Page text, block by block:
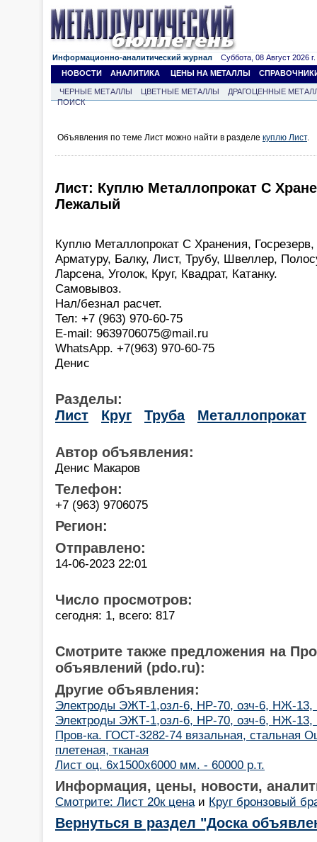
Информационно-аналитический журнал Суббота, 08 Август 2026 г.
НОВОСТИ
АНАЛИТИКА ЦЕНЫ НА МЕТАЛЛЫ
ЧЕРНЫЕ МЕТАЛЛЫ ЦВЕТНЫЕ МЕТАЛЛЫ
ДРАГОЦЕННЫЕ
ПОИСК
Объявления по теме Лист можно найти в разделе куплю Лист.
Лист: Куплю Металлопрокат С
Лежалый
Куплю Металлопрокат С Хранения,
Арматуру, Балку, Лист, Трубу, Швеллер,
Ларсена, Уголок, Круг, Квадрат, Катанку.
Самовывоз.
Нал/безнал расчет.
Тел: +7 (963) 970-60-75
E-mail: 9639706075@mail.ru
WhatsApp. +7(963) 970-60-75
Денис
Разделы:
Лист
Круг Труба Металлопрокат
Автор объявления:
Денис Макаров
Телефон:
+7 (963) 9706075
Регион:
Отправлено:
14-06-2023 22:01
Число просмотров:
сегодня: 1, всего: 817
Смотрите также предложения на
объявлений (pdo.ru):
Другие объявления:
Электроды ЭЖТ-1,озл-6, НР-70, озч-6, НЖ-
Электроды ЭЖТ-1,озл-6, НР-70, озч-6, НЖ-
Пров-ка. ГОСТ-3282-74 вязальная, стальная
плетеная, тканая
Лист оц. 6х1500х6000 мм. - 60000 р.т.
Информация, цены, новости,
Смотрите: Лист 20к цена и Круг бронзовый
Вернуться в раздел "Доска